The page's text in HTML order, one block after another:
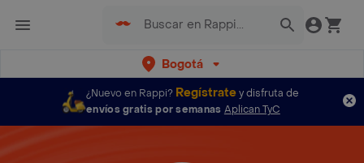
Bogotá
¿Nuevo en Rappi? Regístratey disfruta de
envíos gratis por semanas Aplican TyC